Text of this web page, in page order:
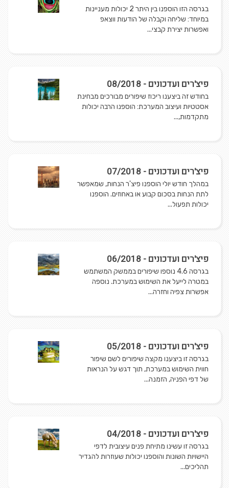
בגרסה הזו הוספנו בין היתר 2 יכולות מעניינות
במיוחד: שליחה וקבלה של הודעות ווצאפ
ואפשרות יצירת קבצי...
פיצ'רים ועדכונים - 08/2018
בחודש זה ביצענו ריכוז שיפורים מבורכים מבחינת
אסטטיות ועיצוב המערכת: הוספנו הרבה יכולות
מתקדמות,...
פיצ'רים ועדכונים - 07/2018
במהלך חודש יולי הוספנו פיצ'ר הנחות, שמאפשר
לתת הנחות בסכום קבוע או באחוזים. הוספנו
יכולות תפעול...
פיצ'רים ועדכונים - 06/2018
בגרסה 4.6 נוספו שיפורים בממשק המשתמש
במטרה לייעל את השימוש במערכת. נוספה
אפשרות צפיה וחזרה...
פיצ'רים ועדכונים - 05/2018
בגרסה זו ביצענו מקצה שיפורים לשם שיפור
חווית השימוש במערכת, תוך דגש על הנראות
של דפי הפניה, הזמנה...
פיצ'רים ועדכונים - 04/2018
בגרסה זו עשינו מתיחת פנים עיצובית לדפי
היישויות השונות והוספנו יכולות שעוזרות להגדיר
תהליכים...